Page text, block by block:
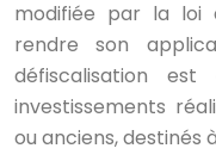
modifiée par la loi
rendre son
défiscalisation
investissements
ou anciens, destinés